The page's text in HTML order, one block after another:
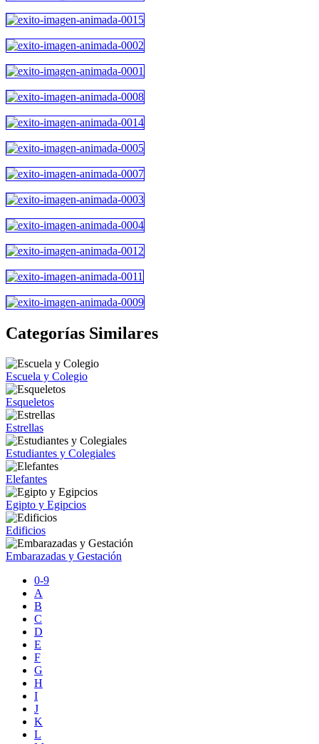
Categorías Similares
Escuela y Colegio
Esqueletos
Estrellas
Estudiantes y Colegiales
Elefantes
Egipto y Egipcios
Edificios
Embarazadas y Gestación
0-9
A
B
C
D
E
F
G
H
I
J
K
L